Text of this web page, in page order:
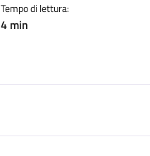
Tempo di lettura:
4 min